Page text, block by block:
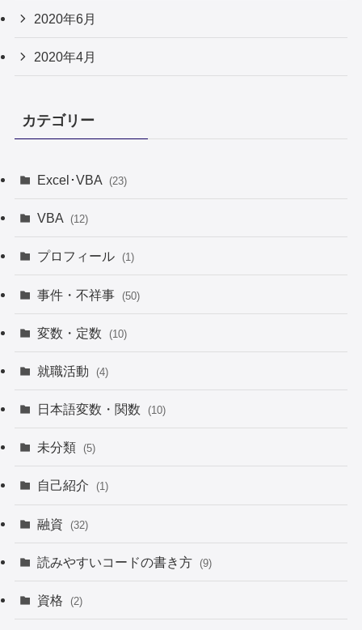
2020年6月
2020年4月
カテゴリー
Excel･VBA (23)
VBA (12)
プロフィール (1)
事件・不祥事 (50)
変数・定数 (10)
就職活動 (4)
日本語変数・関数 (10)
未分類 (5)
自己紹介 (1)
融資 (32)
読みやすいコードの書き方 (9)
資格 (2)